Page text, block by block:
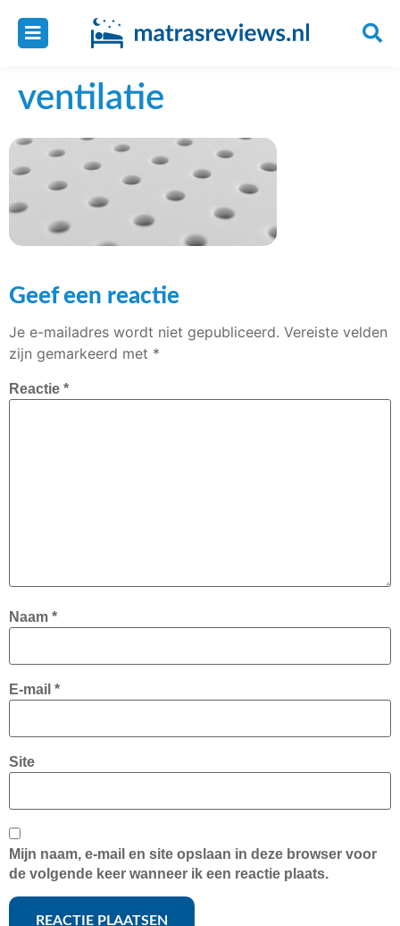
ventilatie
Geef een reactie
Je e-mailadres wordt niet gepubliceerd. Vereiste velden
zijn gemarkeerd met *
Reactie *
Naam *
E-mail *
Site
Mijn naam, e-mail en site opslaan in deze browser voor
de volgende keer wanneer ik een reactie plaats.